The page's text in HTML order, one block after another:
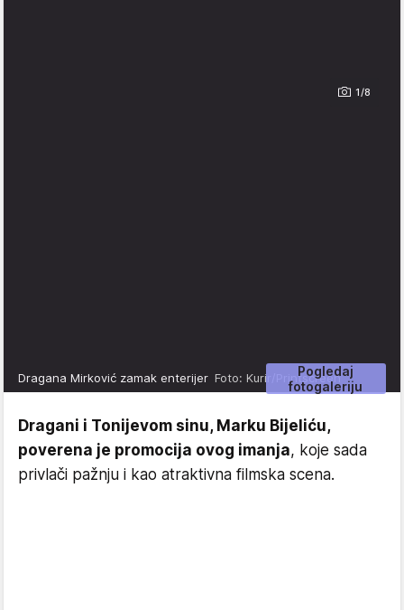
1/8
Pogledaj
fotogaleriju
Dragana Mirković zamak enterijer Foto: Kurir/Printscreen
Dragani i Tonijevom sinu, Marku Bijeliću,
poverena je promocija ovog imanja, koje sada
privlači pažnju i kao atraktivna filmska scena.